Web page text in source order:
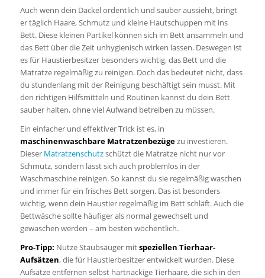
Auch wenn dein Dackel ordentlich und sauber aussieht, bringt
er täglich Haare, Schmutz und kleine Hautschuppen mit ins
Bett. Diese kleinen Partikel können sich im Bett ansammeln und
das Bett über die Zeit unhygienisch wirken lassen. Deswegen ist
es für Haustierbesitzer besonders wichtig, das Bett und die
Matratze regelmäßig zu reinigen. Doch das bedeutet nicht, dass
du stundenlang mit der Reinigung beschäftigt sein musst. Mit
den richtigen Hilfsmitteln und Routinen kannst du dein Bett
sauber halten, ohne viel Aufwand betreiben zu müssen.
Ein einfacher und effektiver Trick ist es, in
maschinenwaschbare Matratzenbezügezu investieren.
Dieser Matratzenschutzschützt die Matratze nicht nur vor
Schmutz, sondern lässt sich auch problemlos in der
Waschmaschine reinigen. So kannst du sie regelmäßig waschen
und immer für ein frisches Bett sorgen. Das ist besonders
wichtig, wenn dein Haustier regelmäßig im Bett schläft. Auch die
Bettwäsche sollte häufiger als normal gewechselt und
gewaschen werden – am besten wöchentlich.
Pro-Tipp: Nutze Staubsauger mitspeziellen Tierhaar-
Aufsätzen, die für Haustierbesitzer entwickelt wurden. Diese
Aufsätze entfernen selbst hartnäckige Tierhaare, die sich in den